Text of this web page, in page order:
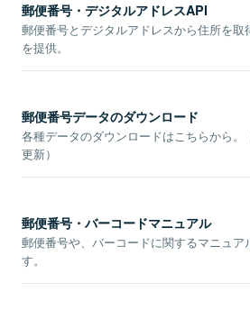
郵便番号・デジタルアドレスAPI
郵便番号とデジタルアドレスから住所を取
を提供。
郵便番号データのダウンロード
各種データのダウンロードはこちらから。
更新）
郵便番号・バーコードマニュアル
郵便番号や、バーコードに関するマニュア
す。